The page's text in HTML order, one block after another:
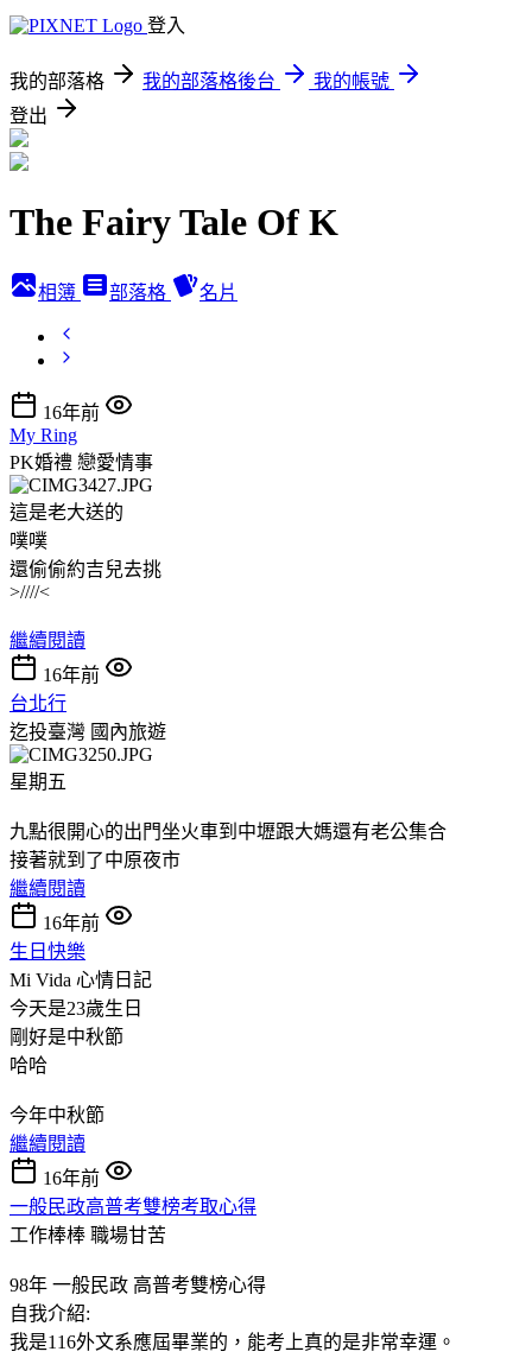
登入
我的部落格 我的部落格後台
我的帳號
登出
The Fairy Tale Of K
相簿 部落格 名片
16年前
My Ring
PK婚禮 戀愛情事
這是老大送的
噗噗
還偷偷約吉兒去挑
>////<
繼續閱讀
16年前
台北行
迄投臺灣 國內旅遊
星期五
九點很開心的出門坐火車到中壢跟大媽還有老公集合
接著就到了中原夜市
繼續閱讀
16年前
生日快樂
Mi Vida 心情日記
今天是23歲生日
剛好是中秋節
哈哈
今年中秋節
繼續閱讀
16年前
一般民政高普考雙榜考取心得
工作棒棒 職場甘苦
98年 一般民政 高普考雙榜心得
自我介紹:
我是116外文系應屆畢業的，能考上真的是非常幸運。